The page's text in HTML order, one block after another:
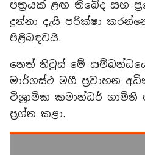
පත්‍රයක් ළඟ තිබේද සහ
දුන්නා දැයි පරික්ෂා
පිළිබඳවයි.
නෙත් නිවුස් මේ
මාර්ගස්ථ මගී ප්‍රවාහන
විශ්‍රාමික කමාන්ඩර් ගාමිනී
ප්‍රශ්න කළා.